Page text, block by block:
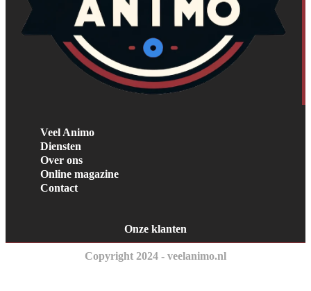
Veel Animo
Diensten
Over ons
Online magazine
Contact
Onze klanten
Copyright 2024 - veelanimo.nl